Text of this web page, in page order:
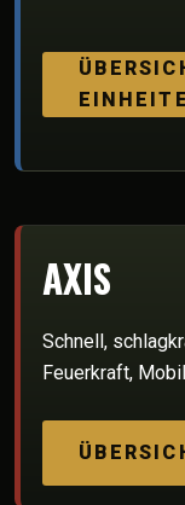
AXIS
Schnell,
Feuerkraft,